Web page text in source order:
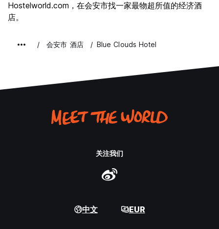
物有所值
8.4
Hostelworld.com，在会安市找一家最物超所值的经济酒
店。
会安市 酒店 Blue Clouds Hotel
关注我们
中文 EUR